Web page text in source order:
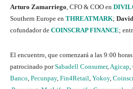
Arturo Zamarriego, CFO & COO en
Southern Europe en THREATMARK;
cofundador de COINSCRAP FINANCE;
El encuentro, que comenzará a las 9:00
patrocinado porSabadell Consumer,Agicap,
Banco, Pecunpay, Fin4Retail, Yokoy,